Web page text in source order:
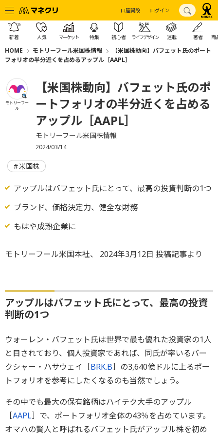
口座開設 ログイン
新着 人気 マーケット 特集 初心者 ライフデザイン 連載 著者 商
HOME モトリーフール米国株情報
【米国株動向】バフェット氏のポート
フォリオの半分近くを占めるアップル［AAPL］
モトリーフー
ル
【米国株動向】バフェット氏のポ
ートフォリオの半分近くを占める
アップル［AAPL］
モトリーフール米国株情報
2024/03/14
米国株
アップルはバフェット氏にとって、最高の投資判断の1つ
ブランド、価格決定力、健全な財務
もはや成熟企業に
モトリーフール米国本社、 2024年3月12日 投稿記事より
アップルはバフェット氏にとって、最高の投資
判断の1つ
ウォーレン・バフェット氏は世界で最も優れた投資家の1人
と目されており、個人投資家であれば、同氏が率いるバー
クシャー・ハサウェイ［BRK.B］の3,640億ドルに上るポー
トフォリオを参考にしたくなるのも当然でしょう。
その中でも最大の保有銘柄はハイテク大手のアップル
［AAPL］で、ポートフォリオ全体の43％を占めています。
オマハの賢人と呼ばれるバフェット氏がアップル株を初め